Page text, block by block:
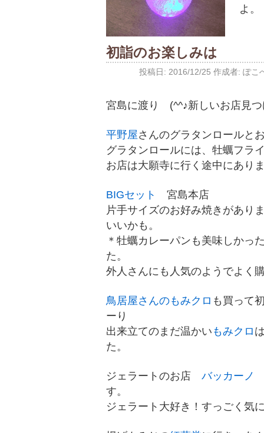
よ。
初詣のお楽しみは
投稿日: 2016/12/25 作成者: ぽこ
宮島に渡り (^^♪新しいお店見つ
平野屋さんのグラタンロールと
グラタンロールには、牡蠣フラ
お店は大願寺に行く途中にあり
BIGセット
宮島本店
片手サイズのお好み焼きがあり
いいかも。
＊牡蠣カレーパンも美味しかっ
た。
外人さんにも人気のようでよく
鳥居屋さんのもみクロ も買って
ーり
出来立てのまだ温かい もみクロ
た。
ジェラートのお店 バッカーノ
す。
ジェラート大好き！すっごく気